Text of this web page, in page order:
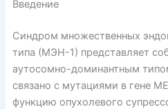
Введение
Синдром множественных
типа (МЭН-1) представляет
аутосомно-доминантным
связано с мутациями в гене
функцию опухолевого